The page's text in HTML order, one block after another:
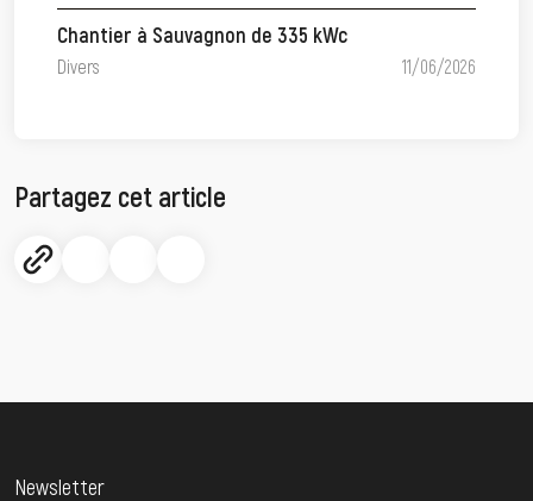
Chantier à Sauvagnon de 335 kWc
Divers 11/06/2026
Partagez cet article
Newsletter